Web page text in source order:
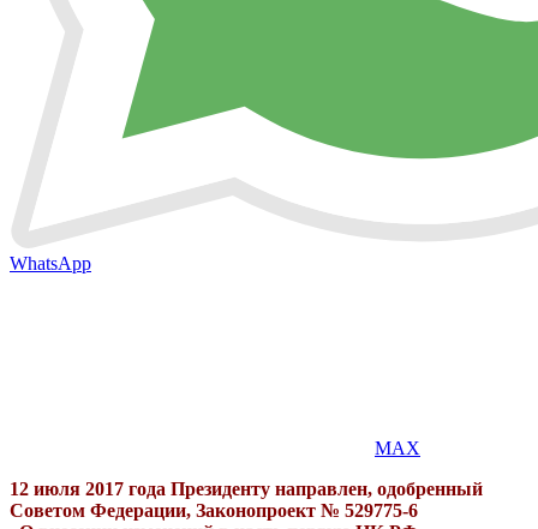
WhatsApp
MAX
12 июля 2017 года Президенту направлен, одобренный
Советом Федерации, Законопроект № 529775-6